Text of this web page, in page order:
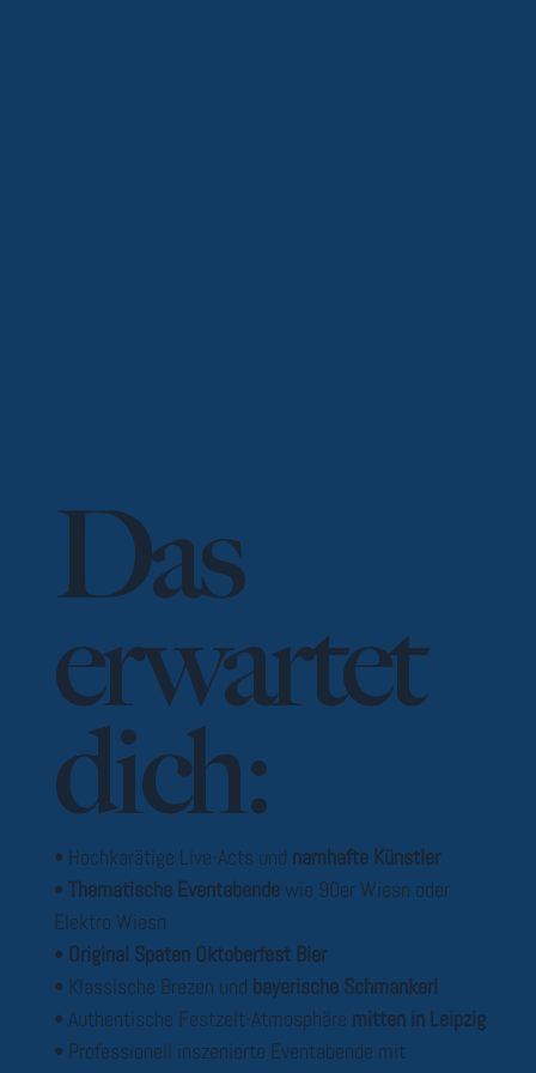
Das
erwartet
dich:
• Hochkarätige Live-Acts und namhafte Künstler
• Thematische Eventabendewie 90er Wiesn oder
Elektro Wiesn
• Original Spaten Oktoberfest Bier
• Klassische Brezen und bayerische Schmankerl
• Authentische Festzelt-Atmosphäre mitten in Leipzig
• Professionell inszenierte Eventabende mit